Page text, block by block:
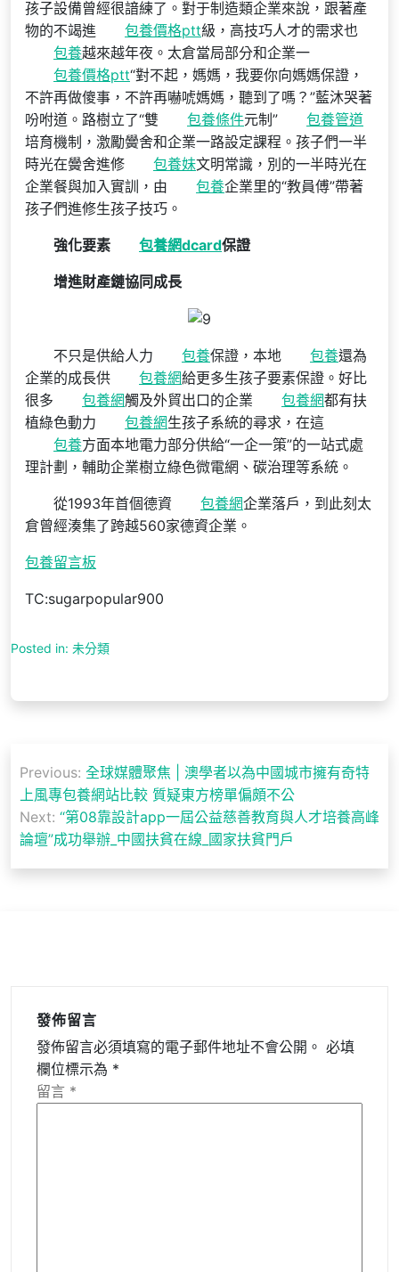
孩子設備曾經很諳練了。對于制造類企業來說，跟著產
物的不竭進
包養價格ptt級，高技巧人才的需求也
包養越來越年夜。太倉當局部分和企業一
包養價格ptt“對不起，媽媽，我要你向媽媽保證，
不許再做傻事，不許再嚇唬媽媽，聽到了嗎？”藍沐哭著
吩咐道。路樹立了“雙
包養條件元制”
包養管道
培育機制，激勵黌舍和企業一路設定課程。孩子們一半
時光在黌舍進修
包養妹文明常識，別的一半時光在
企業餐與加入實訓，由
包養企業里的“教員傅”帶著
孩子們進修生孩子技巧。
強化要素 包養網dcard保證
增進財產鏈協同成長
不只是供給人力 包養保證，本地 包養還為
企業的成長供
包養網給更多生孩子要素保證。好比
很多
包養網觸及外貿出口的企業 包養網都有扶
植綠色動力
包養網生孩子系統的尋求，在這
包養方面本地電力部分供給“一企一策”的一站式處
理計劃，輔助企業樹立綠色微電網、碳治理等系統。
從1993年首個德資 包養網企業落戶，到此刻太
倉曾經湊集了跨越560家德資企業。
包養留言板
TC:sugarpopular900
Posted in: 未分類
章
導
覽
Previous: 全球媒體聚焦 | 澳學者以為中國城市擁有奇特
上風專包養網站比較 質疑東方榜單偏頗不公
Next: “第08靠設計app一屆公益慈善教育與人才培養高峰
論壇”成功舉辦_中國扶貧在線_國家扶貧門戶
發佈留言
發佈留言必須填寫的電子郵件地址不會公開。 必填
欄位標示為 *
留言 *